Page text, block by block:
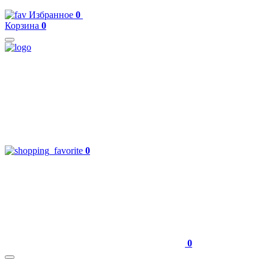
Избранное 0
Корзина 0
0
0